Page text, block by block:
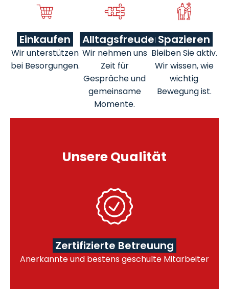
Einkaufen
Wir unterstützen
bei Besorgungen.
Alltagsfreuden
Wir nehmen uns
Zeit für
Gespräche und
gemeinsame
Momente.
Spazieren
Bleiben Sie aktiv.
Wir wissen, wie
wichtig
Bewegung ist.
Unsere Qualität
Zertifizierte Betreuung
Anerkannte und bestens geschulte Mitarbeiter